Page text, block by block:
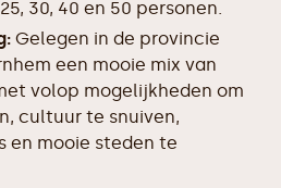
30, 40 en 50 personen.
Gelegen in de provincie
een mooie mix van
volop mogelijkheden om
cultuur te snuiven,
en mooie steden te